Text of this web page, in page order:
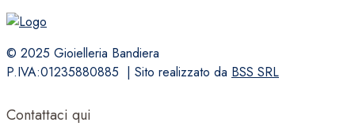
© 2025 Gioielleria Bandiera
P.IVA:01235880885 | Sito realizzato da BSS SRL
Contattaci qui